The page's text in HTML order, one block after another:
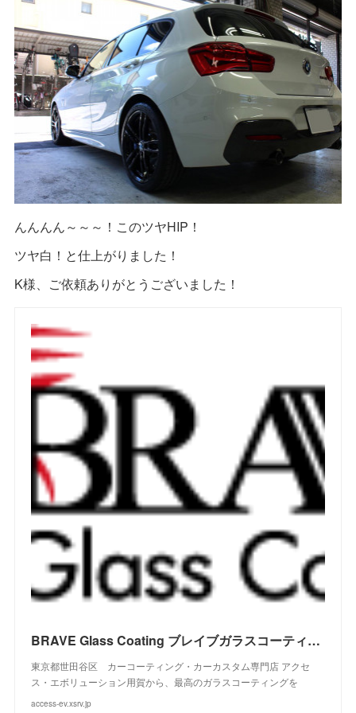
んんんん～～～！このツヤHIP！
ツヤ白！と仕上がりました！
K様、ご依頼ありがとうございました！
BRAVE Glass Coating ブレイブガラスコーティング
東京都世田谷区 カーコーティング・カーカスタム専門店 アクセ
ス・エボリューション用賀から、最高のガラスコーティングを
access-ev.xsrv.jp